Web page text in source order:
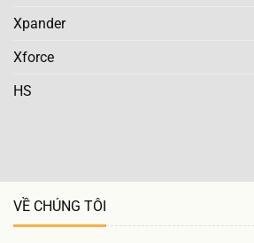
Xpander
Xforce
HS
VỀ CHÚNG TÔI